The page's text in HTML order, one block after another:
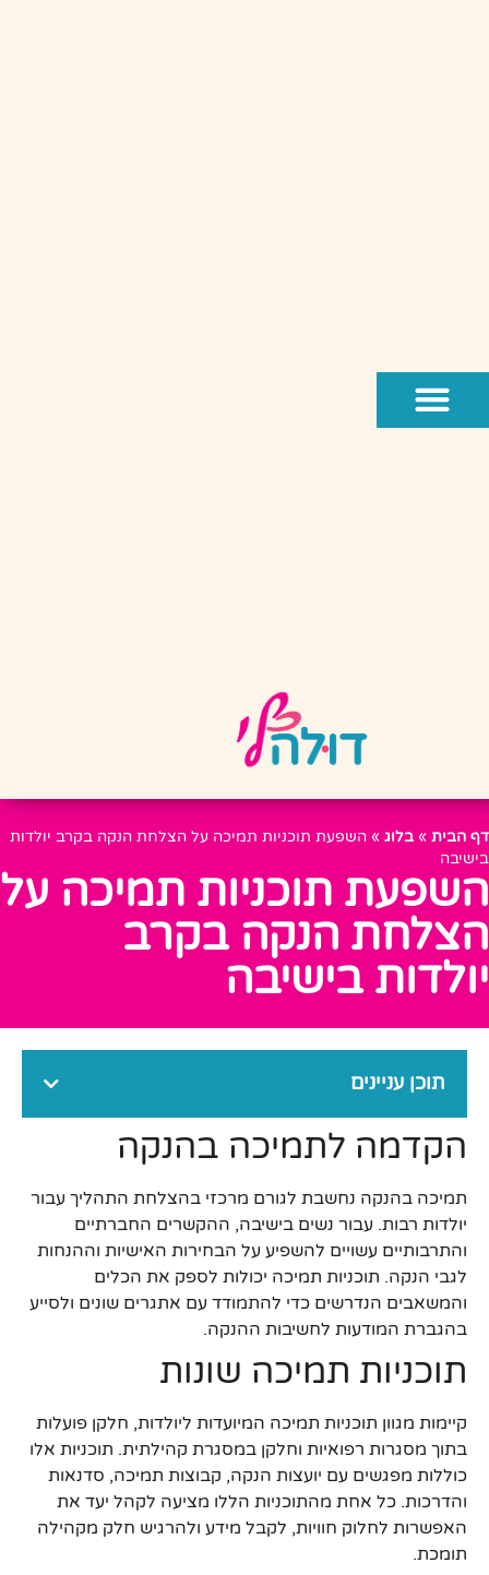
דף הבית » בלוג » השפעת תוכניות תמיכה על הצלחת הנקה בקרב יולדות
בישיבה
השפעת תוכניות תמיכה על
הצלחת הנקה בקרב
יולדות בישיבה
תוכן עניינים
הקדמה לתמיכה בהנקה
תמיכה בהנקה נחשבת לגורם מרכזי בהצלחת התהליך עבור
יולדות רבות. עבור נשים בישיבה, ההקשרים החברתיים
והתרבותיים עשויים להשפיע על הבחירות האישיות וההנחות
לגבי הנקה. תוכניות תמיכה יכולות לספק את הכלים
והמשאבים הנדרשים כדי להתמודד עם אתגרים שונים ולסייע
בהגברת המודעות לחשיבות ההנקה.
תוכניות תמיכה שונות
קיימות מגוון תוכניות תמיכה המיועדות ליולדות, חלקן פועלות
בתוך מסגרות רפואיות וחלקן במסגרת קהילתית. תוכניות אלו
כוללות מפגשים עם יועצות הנקה, קבוצות תמיכה, סדנאות
והדרכות. כל אחת מהתוכניות הללו מציעה לקהל יעד את
האפשרות לחלוק חוויות, לקבל מידע ולהרגיש חלק מקהילה
תומכת.